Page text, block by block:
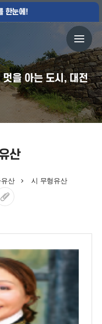
한눈에!
을 아는 도시, 대전
산
산 시 무형유산